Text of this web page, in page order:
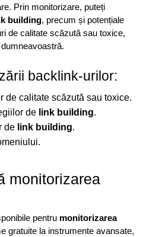
Prin monitorizare, puteți
building, precum și potențiale
de calitate scăzută sau toxice,
backlink-urilor:
de calitate scăzută sau toxice.
de link building.
de link building.
monitorizarea
pentru monitorizarea
gratuite la instrumente avansate,